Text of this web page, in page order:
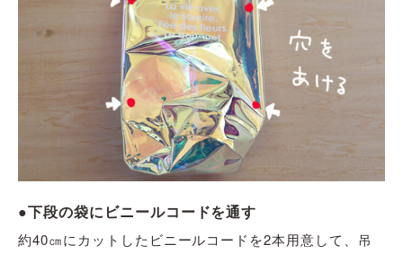
●下段の袋にビニールコードを通す
約40㎝にカットした ビニールコード を2本用意して、吊